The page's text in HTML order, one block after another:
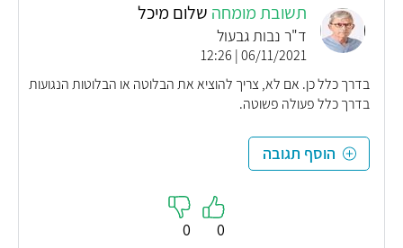
תשובת מומחה שלום מיכל
ד"ר נבות גבעול
06/11/2021 | 12:26
בדרך כלל כן. אם לא, צריך להוציא את הבלוטה או הבלוטות הנגועות
בדרך כלל פעולה פשוטה.
הוסף תגובה
0
0